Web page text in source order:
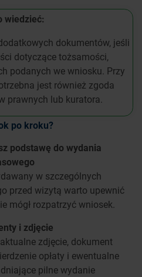
wiedzieć:
dokumentów, jeśli
dotyczące tożsamości,
podanych we wniosku. Przy
jest również zgoda
prawnych lub kuratora.
po kroku?
podstawę do wydania
w szczególnych
przed wizytą warto upewnić
mógł rozpatrzyć wniosek.
i zdjęcie
zdjęcie, dokument
opłaty i ewentualne
pilne wydanie